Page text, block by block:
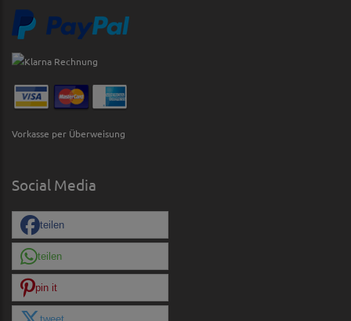
Vorkasse per Überweisung
Social Media
teilen
teilen
pin it